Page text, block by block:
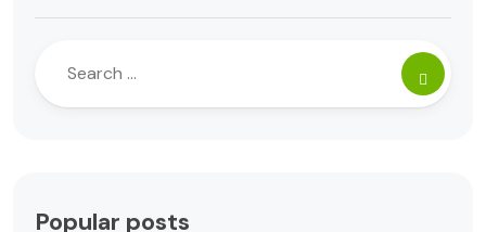
Popular posts